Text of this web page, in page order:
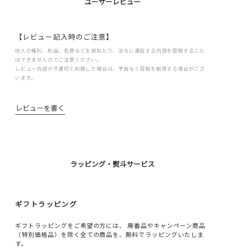
【レビュー記入時のご注意】
他人の権利、利益、名誉などを損ねたり、法令に違反する内容を投稿すること
はできませんのでご注意ください。
レビュー内容が不適切と判断した場合は、予告なく投稿を削除する場合がござ
います。
レビューを書く
ラッピング・熨斗サービス
ギフトラッピング
ギフトラッピングをご希望の方には、 廃番品やキャンペーン商品
（特別価格品）を除く全ての商品を、無料でラッピングいたしま
す。